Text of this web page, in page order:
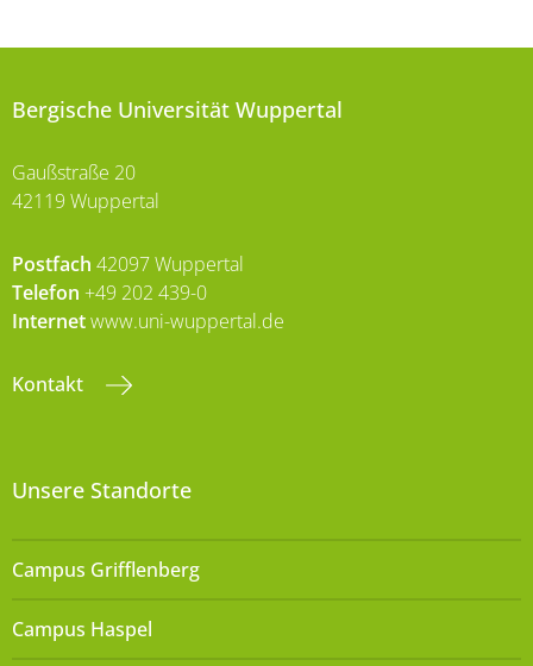
Bergische Universität Wuppertal
Gaußstraße 20
42119 Wuppertal
Postfach 42097 Wuppertal
Telefon +49 202 439-0
Internetwww.uni-wuppertal.de
Kontakt
Unsere Standorte
Campus Grifflenberg
Campus Haspel